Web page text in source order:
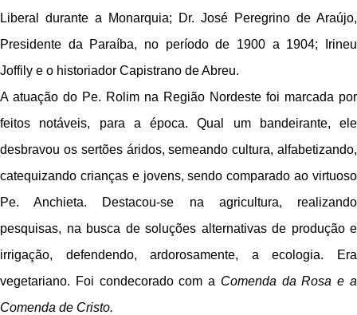
Liberal durante a Monarquia; Dr. José Peregrino de Araújo,
Presidente da Paraíba, no período de 1900 a 1904; Irineu
Joffily e o historiador Capistrano de Abreu.
A atuação do Pe. Rolim na Região Nordeste foi marcada por
feitos notáveis, para a época. Qual um bandeirante, ele
desbravou os sertões áridos, semeando cultura, alfabetizando,
catequizando crianças e jovens, sendo comparado ao virtuoso
Pe. Anchieta. Destacou-se na agricultura, realizando
pesquisas, na busca de soluções alternativas de produção e
irrigação, defendendo, ardorosamente, a ecologia. Era
vegetariano. Foi condecorado com a Comenda da Rosa e a
Comenda de Cristo.